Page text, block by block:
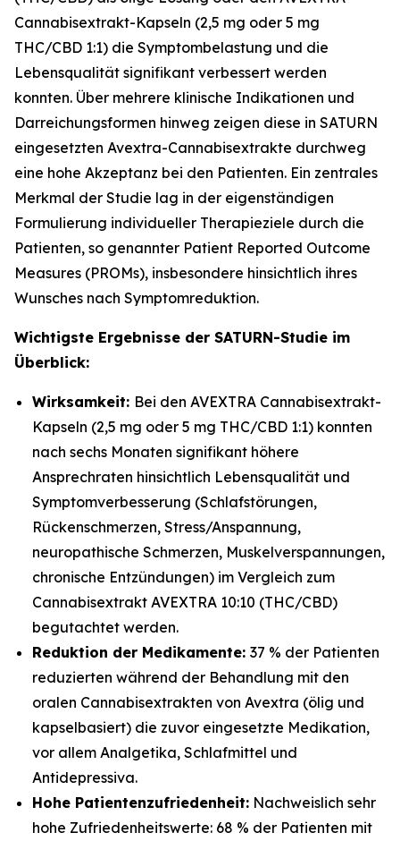
Cannabisextrakt-Kapseln (2,5 mg oder 5 mg
THC/CBD 1:1) die Symptombelastung und die
Lebensqualität signifikant verbessert werden
konnten. Über mehrere klinische Indikationen und
Darreichungsformen hinweg zeigen diese in SATURN
eingesetzten Avextra-Cannabisextrakte durchweg
eine hohe Akzeptanz bei den Patienten. Ein zentrales
Merkmal der Studie lag in der eigenständigen
Formulierung individueller Therapieziele durch die
Patienten, so genannter Patient Reported Outcome
Measures (PROMs), insbesondere hinsichtlich ihres
Wunsches nach Symptomreduktion.
Wichtigste Ergebnisse der SATURN-Studie im
Überblick:
Wirksamkeit: Bei den AVEXTRA Cannabisextrakt-
Kapseln (2,5 mg oder 5 mg THC/CBD 1:1) konnten
nach sechs Monaten signifikant höhere
Ansprechraten hinsichtlich Lebensqualität und
Symptomverbesserung (Schlafstörungen,
Rückenschmerzen, Stress/Anspannung,
neuropathische Schmerzen, Muskelverspannungen,
chronische Entzündungen) im Vergleich zum
Cannabisextrakt AVEXTRA 10:10 (THC/CBD)
begutachtet werden.
Reduktion der Medikamente: 37 % der Patienten
reduzierten während der Behandlung mit den
oralen Cannabisextrakten von Avextra (ölig und
kapselbasiert) die zuvor eingesetzte Medikation,
vor allem Analgetika, Schlafmittel und
Antidepressiva.
Hohe Patientenzufriedenheit: Nachweislich sehr
hohe Zufriedenheitswerte: 68 % der Patienten mit